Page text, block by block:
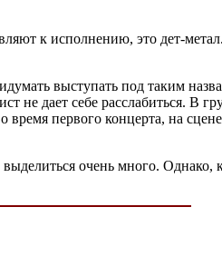
к исполнению, это дет-
выступать под таким
не дает себе расслабиться. В
время первого концерта, на
очень много. Однако,